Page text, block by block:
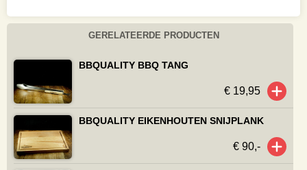
GERELATEERDE PRODUCTEN
BBQUALITY BBQ TANG
€ 19,95
BBQUALITY EIKENHOUTEN SNIJPLANK
€ 90,-